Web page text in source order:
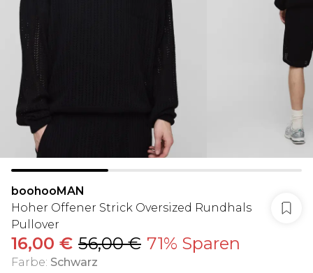
boohooMAN
Hoher Offener Strick Oversized Rundhals
Pullover
16,00 € 56,00 € 71% Sparen
Farbe: Schwarz